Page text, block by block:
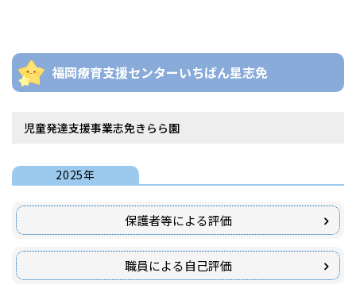
福岡療育支援センターいちばん星志免
児童発達支援事業志免きらら園
2025年
保護者等による評価
職員による自己評価